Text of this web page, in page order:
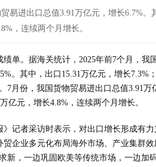
易进出口总值3.91万亿元，增长6.7%。
，连续两个月增长。
单。据海关统计，2025年前7个月，我
。其中，出口15.31万亿元，增长7.3%
7月份，我国货物贸易进出口总值3.91万
亿元，增长4.8%，连续两个月增长。
记者采访时表示，对出口增长形成有
企业多元化布局海外市场、产业集群
新，一边巩固欧美等传统市场，一边加